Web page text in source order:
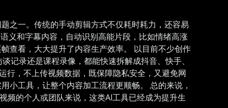
之一。传统的手动剪辑方式不仅耗时耗力，还容易
义和字幕内容，自动识别高能片段，比如情绪高涨
查看，大大提升了内容生产效率。 以目前不少创作
记录还是课程录像，都能快速拆解成抖音、快手、
行，不上传视频数据，既保障隐私安全，又避免网
小工具，让整个内容加工流程更顺畅。 总的来说，
频的个人或团队来说，这类AI工具已经成为提升生